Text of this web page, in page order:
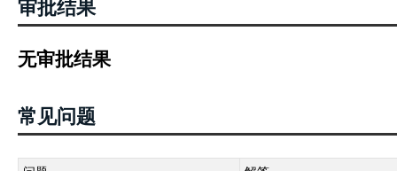
审批结果
无审批结果
常见问题